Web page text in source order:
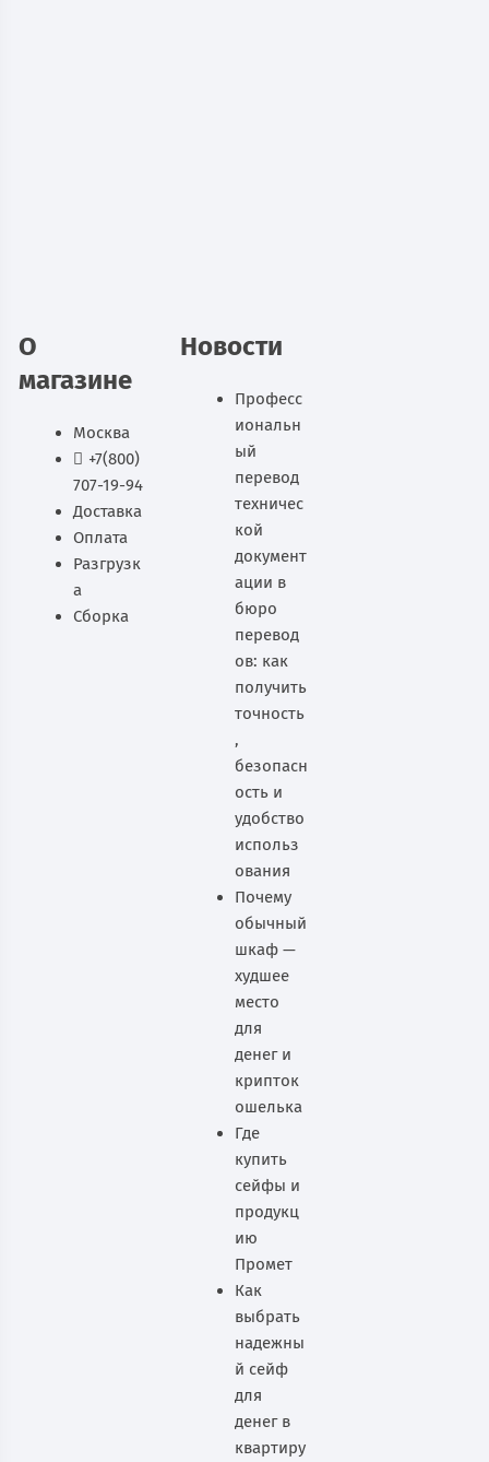
О
магазине
Москва
+7(800)
707-19-94
Доставка
Оплата
Разгрузк
а
Сборка
Новости
Професс
иональн
ый
перевод
техничес
кой
документ
ации в
бюро
перевод
ов: как
получить
точность
,
безопасн
ость и
удобство
использ
ования
Почему
обычный
шкаф —
худшее
место
для
денег и
крипток
ошелька
Где
купить
сейфы и
продукц
ию
Промет
Как
выбрать
надежны
й сейф
для
денег в
квартиру